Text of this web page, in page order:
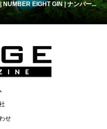
| NUMBER EIGHT GIN | ナンバー...
せ